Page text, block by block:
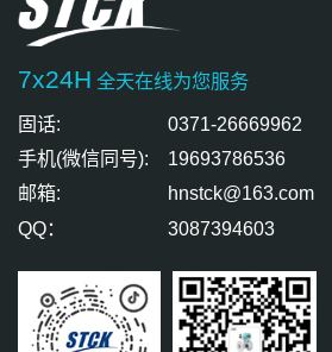
7x24H 全天在线为您服务
固话:
0371-26669962
手机(微信同号):
19693786536
邮箱:
hnstck@163.com
QQ：
3087394603